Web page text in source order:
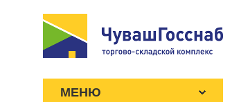
МЕНЮ